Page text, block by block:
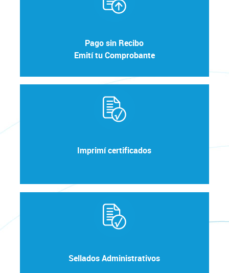
Pago sin Recibo
Emití tu Comprobante
Imprimí certificados
Sellados Administrativos